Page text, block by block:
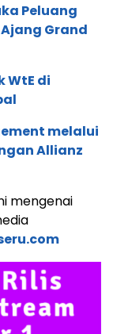
Peluang
Grand
WtE di
melalui
Allianz
mengenai